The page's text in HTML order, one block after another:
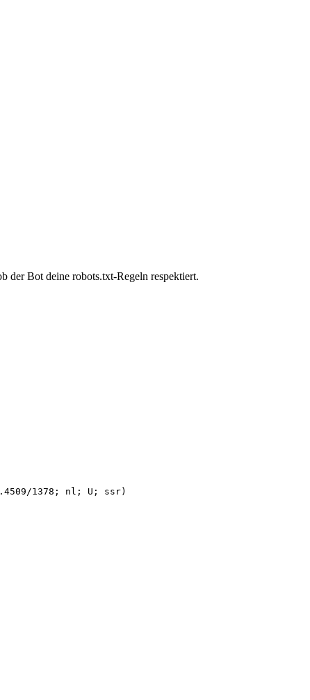
der Bot deine robots.txt-Regeln respektiert.
1378; nl; U; ssr)